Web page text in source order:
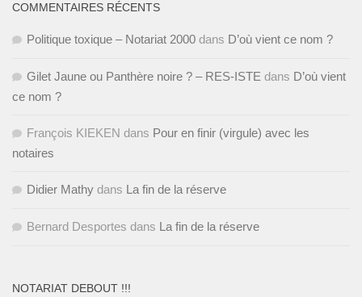
COMMENTAIRES RÉCENTS
Politique toxique – Notariat 2000 dans D’où vient ce nom ?
Gilet Jaune ou Panthère noire ? – RES-ISTE dans D’où vient
ce nom ?
François KIEKEN dans Pour en finir (virgule) avec les
notaires
Didier Mathy dans La fin de la réserve
Bernard Desportes dans La fin de la réserve
NOTARIAT DEBOUT !!!